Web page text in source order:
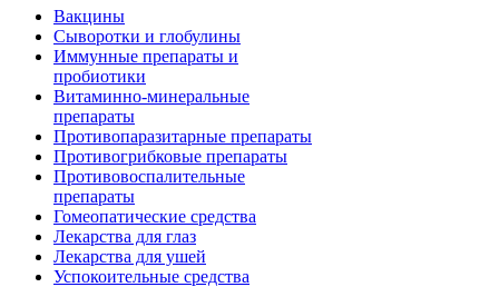
Вакцины
Сыворотки и глобулины
Иммунные препараты и
пробиотики
Витаминно-минеральные
препараты
Противопаразитарные препараты
Противогрибковые препараты
Противовоспалительные
препараты
Гомеопатические средства
Лекарства для глаз
Лекарства для ушей
Успокоительные средства